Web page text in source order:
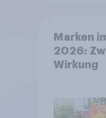
Marken
2026:
Wirkung